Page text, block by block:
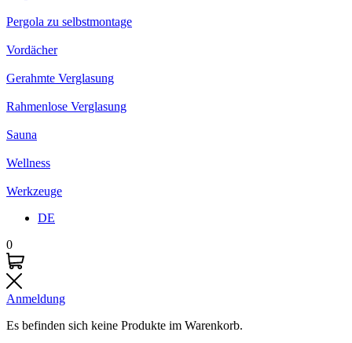
Pergola zu selbstmontage
Vordächer
Gerahmte Verglasung
Rahmenlose Verglasung
Sauna
Wellness
Werkzeuge
DE
0
Anmeldung
Es befinden sich keine Produkte im Warenkorb.